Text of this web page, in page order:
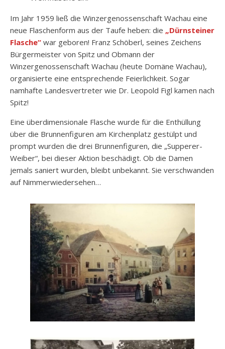
Im Jahr 1959 ließ die Winzergenossenschaft Wachau eine
neue Flaschenform aus der Taufe heben: die „Dürnsteiner
Flasche“ war geboren! Franz Schöberl, seines Zeichens
Bürgermeister von Spitz und Obmann der
Winzergenossenschaft Wachau (heute Domäne Wachau),
organisierte eine entsprechende Feierlichkeit. Sogar
namhafte Landesvertreter wie Dr. Leopold Figl kamen nach
Spitz!
Eine überdimensionale Flasche wurde für die Enthüllung
über die Brunnenfiguren am Kirchenplatz gestülpt und
prompt wurden die drei Brunnenfiguren, die „Supperer-
Weiber“, bei dieser Aktion beschädigt. Ob die Damen
jemals saniert wurden, bleibt unbekannt. Sie verschwanden
auf Nimmerwiedersehen…